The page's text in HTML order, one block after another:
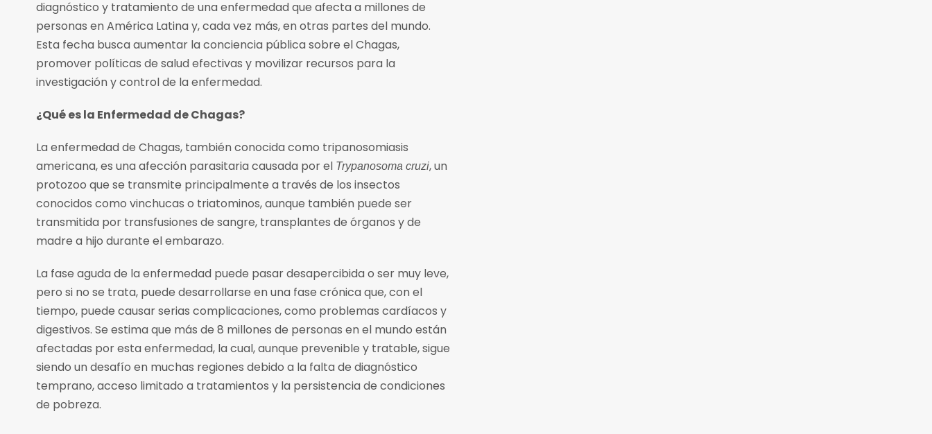
diagnóstico y tratamiento de una enfermedad que afecta a millones de
personas en América Latina y, cada vez más, en otras partes del mundo.
Esta fecha busca aumentar la conciencia pública sobre el Chagas,
promover políticas de salud efectivas y movilizar recursos para la
investigación y control de la enfermedad.
¿Qué es la Enfermedad de Chagas?
La enfermedad de Chagas, también conocida como tripanosomiasis
americana, es una afección parasitaria causada por el Trypanosoma cruzi, un
protozoo que se transmite principalmente a través de los insectos
conocidos como vinchucas o triatominos, aunque también puede ser
transmitida por transfusiones de sangre, transplantes de órganos y de
madre a hijo durante el embarazo.
La fase aguda de la enfermedad puede pasar desapercibida o ser muy leve,
pero si no se trata, puede desarrollarse en una fase crónica que, con el
tiempo, puede causar serias complicaciones, como problemas cardíacos y
digestivos. Se estima que más de 8 millones de personas en el mundo están
afectadas por esta enfermedad, la cual, aunque prevenible y tratable, sigue
siendo un desafío en muchas regiones debido a la falta de diagnóstico
temprano, acceso limitado a tratamientos y la persistencia de condiciones
de pobreza.